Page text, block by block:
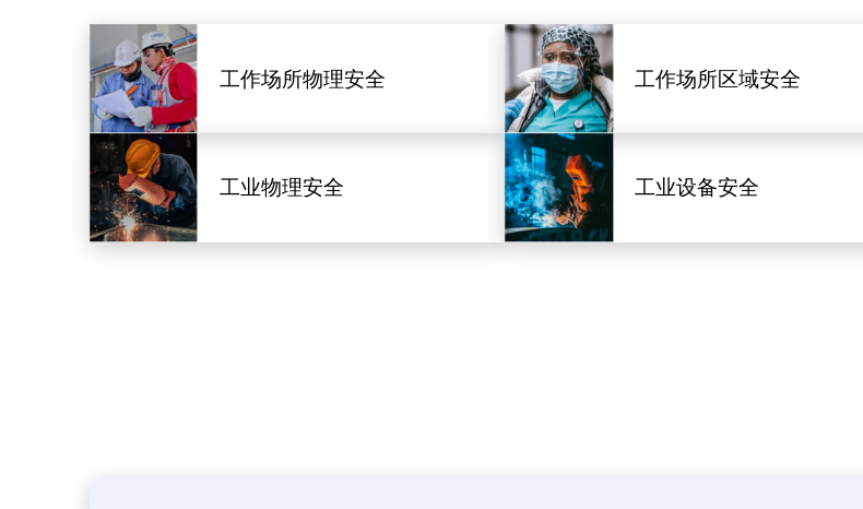
工作场所物理安全 工作场所区域安全
工业物理安全 工业设备安全